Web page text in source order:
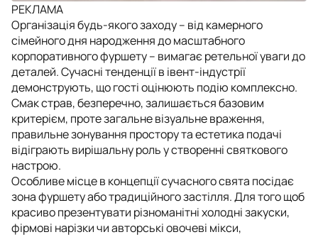
РЕКЛАМА
Організація будь-якого заходу – від камерного
сімейного дня народження до масштабного
корпоративного фуршету – вимагає ретельної уваги до
деталей. Сучасні тенденції в івент-індустрії
демонструють, що гості оцінюють подію комплексно.
Смак страв, безперечно, залишається базовим
критерієм, проте загальне візуальне враження,
правильне зонування простору та естетика подачі
відіграють вирішальну роль у створенні святкового
настрою.
Особливе місце в концепції сучасного свята посідає
зона фуршету або традиційного застілля. Для того щоб
красиво презентувати різноманітні холодні закуски,
фірмові нарізки чи авторські овочеві мікси,